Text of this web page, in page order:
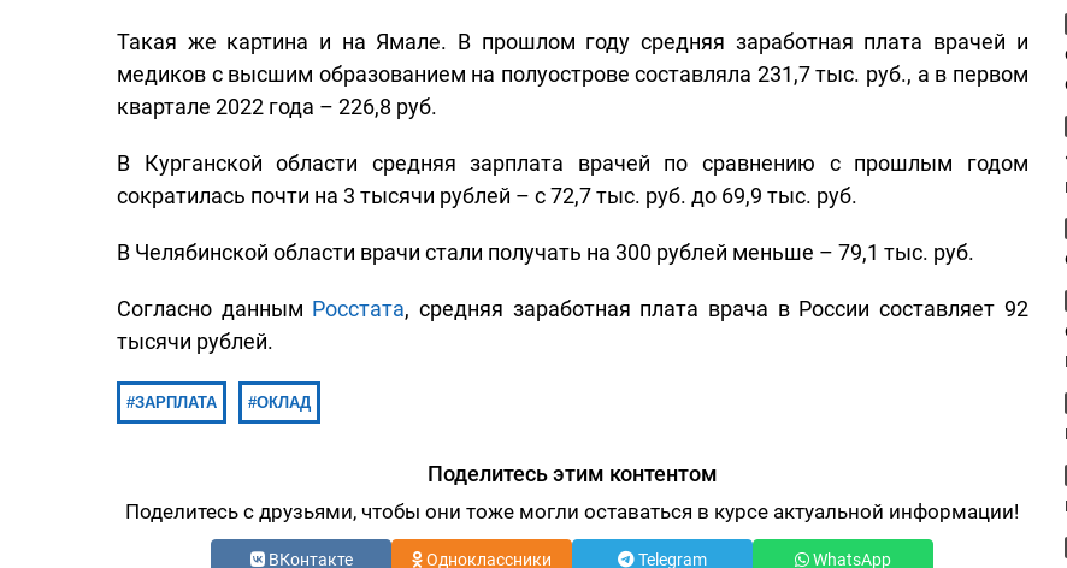
Такая же картина и на Ямале. В прошлом году средняя заработная плата врачей и
медиков с высшим образованием на полуострове составляла 231,7 тыс. руб., а в первом
квартале 2022 года – 226,8 руб.
В Курганской области средняя зарплата врачей по сравнению с прошлым годом
сократилась почти на 3 тысячи рублей – с 72,7 тыс. руб. до 69,9 тыс. руб.
В Челябинской области врачи стали получать на 300 рублей меньше – 79,1 тыс. руб.
Согласно данным Росстата, средняя заработная плата врача в России составляет 92
тысячи рублей.
ЗАРПЛАТА ОКЛАД
Поделитесь этим контентом
Поделитесь с друзьями, чтобы они тоже могли оставаться в курсе актуальной информации!
ВКонтакте Одноклассники Telegram WhatsApp